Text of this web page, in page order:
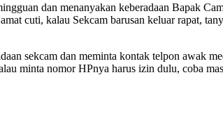
dan menanyakan keberadaan Bapak
cuti, kalau Sekcam barusan keluar rapat,
sekcam dan meminta kontak telpon awak
minta nomor HPnya harus izin dulu, coba